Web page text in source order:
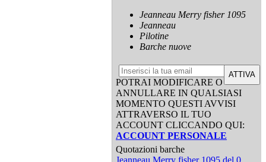
Jeanneau Merry fisher 1095
Jeanneau
Pilotine
Barche nuove
ATTIVA
POTRAI MODIFICARE O
ANNULLARE IN QUALSIASI
MOMENTO QUESTI AVVISI
ATTRAVERSO IL TUO
ACCOUNT CLICCANDO QUI:
ACCOUNT PERSONALE
Quotazioni barche
Jeanneau Merry fisher 1095 del 0